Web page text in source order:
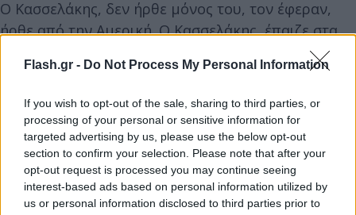
Flash.gr - Do Not Process My Personal Information
If you wish to opt-out of the sale, sharing to third parties, or
processing of your personal or sensitive information for
targeted advertising by us, please use the below opt-out
section to confirm your selection. Please note that after your
opt-out request is processed you may continue seeing
interest-based ads based on personal information utilized by
us or personal information disclosed to third parties prior to
Ο Κασσελάκης, δεν ήρθε μόνος του, τον έφεραν,
ήρθε από την Αμερική. Ο Κασσελάκης, έπαιζε στα
χρηματιστήρια, έτσι θα μπει στην πολιτική, ως
τζογαδόρος; Όλη η χώρα γελάει με αυτήν την
«Ο Στέφανος Κασσελάκης είναι ο νικητής, θα δούμε
όμως αν μπορεί να ηγηθεί. Το ζήτημα του ηγεμόνα
είναι να γίνει αποδεκτός. Επειδή τον ψήφισαν
50.000 άνθρωποι σημαίνει κάτι;», συμπλήρωσε.